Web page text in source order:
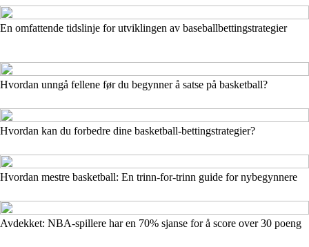
En omfattende tidslinje for utviklingen av baseballbettingstrategier
Hvordan unngå fellene før du begynner å satse på basketball?
Hvordan kan du forbedre dine basketball-bettingstrategier?
Hvordan mestre basketball: En trinn-for-trinn guide for nybegynnere
Avdekket: NBA-spillere har en 70% sjanse for å score over 30 poeng